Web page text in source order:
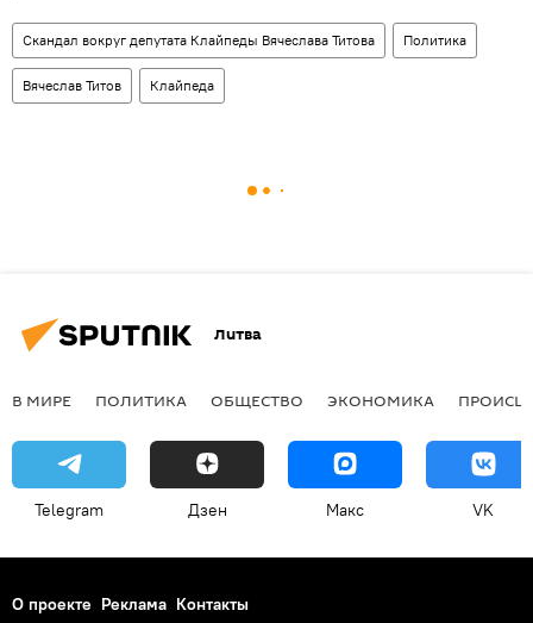
Скандал вокруг депутата Клайпеды Вячеслава Титова Политика
Вячеслав Титов Клайпеда
Литва
В МИРЕ ПОЛИТИКА ОБЩЕСТВО ЭКОНОМИКА
Telegram Дзен Макс VK
О проекте Реклама Контакты